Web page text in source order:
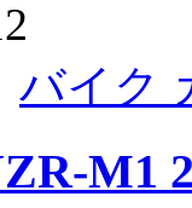
バイク
M1